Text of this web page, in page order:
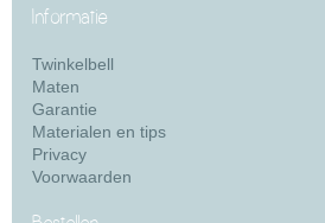
Informatie
Twinkelbell
Maten
Garantie
Materialen en tips
Privacy
Voorwaarden